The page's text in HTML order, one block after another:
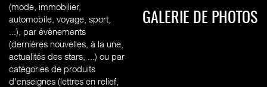
(mode, immobilier,
automobile, voyage, sport,
...), par évènements
(dernières nouvelles, à la une,
actualités des stars, ...) ou par
catégories de produits
d'enseignes (lettres en relief,
GALERIE DE PHOTOS